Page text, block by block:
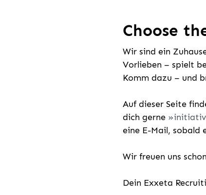
Choose
Wir sind ein
Vorlieben – spielt
Komm dazu – und
Auf dieser Seite
dich gerne
initiativ
eine E-Mail, sobald
Wir freuen uns
Dein Exxeta